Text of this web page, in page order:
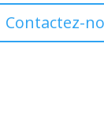
Contactez-